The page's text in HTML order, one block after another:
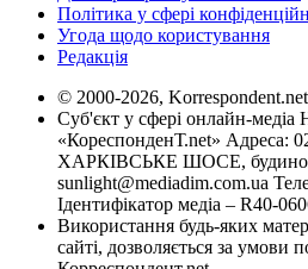
Політика у сфері
Угода щодо користування
Редакція
© 2000-2026, Korrespondent.net
Суб'єкт у сфері онлайн-медіа
«КореспонденТ.net» Адреса:
ХАРКІВСЬКЕ ШОСЕ, будинок
sunlight@mediadim.com.ua
Ідентифікатор медіа – R40-
Використання будь-яких
сайті, дозволяється за умови